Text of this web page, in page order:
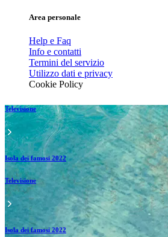
Area personale
Help e Faq
Info e contatti
Termini del servizio
Utilizzo dati e privacy
Cookie Policy
Televisione
Isola dei famosi 2022
Televisione
Isola dei famosi 2022